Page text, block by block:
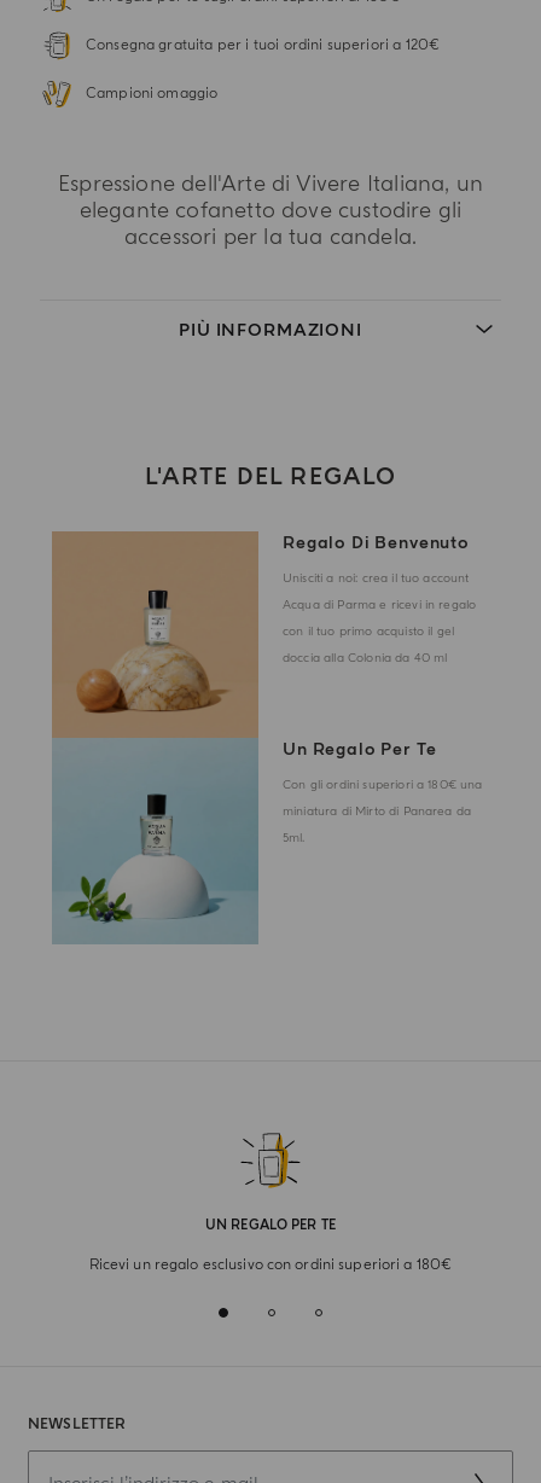
Consegna gratuita per i tuoi ordini superiori a 120€
Campioni omaggio
Espressione dell'Arte di Vivere Italiana, un
elegante cofanetto dove custodire gli
accessori per la tua candela.
PIÙ INFORMAZIONI
L'ARTE DEL REGALO
Regalo Di Benvenuto
Unisciti a noi: crea il tuo account
Acqua di Parma e ricevi in regalo
con il tuo primo acquisto il gel
doccia alla Colonia da 40 ml
Un Regalo Per Te
Con gli ordini superiori a 180€ una
miniatura di Mirto di Panarea da
5ml.
UN REGALO PER TE
Ricevi un regalo esclusivo con ordini superiori a 180€
NEWSLETTER